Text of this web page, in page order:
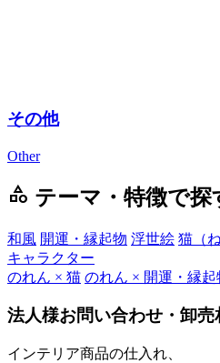
その他
Other
category テーマ・特徴で探
和風 開運・縁起物 浮世絵 猫（
キャラクター
のれん × 猫 のれん × 開運・縁起
法人様お問い合わせ・卸売
インテリア商品の仕入れ、